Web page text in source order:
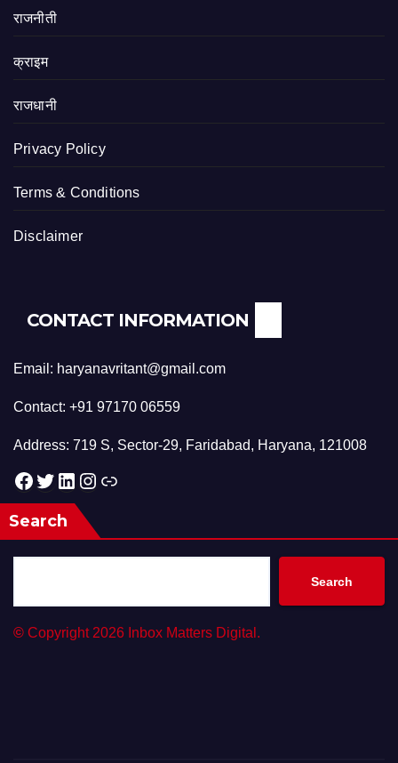
राजनीती
क्राइम
राजधानी
Privacy Policy
Terms & Conditions
Disclaimer
CONTACT INFORMATION
Email: haryanavritant@gmail.com
Contact: +91 97170 06559
Address: 719 S, Sector-29, Faridabad, Haryana, 121008
Facebook Twitter LinkedIn Instagram Link
Search
Search
© Copyright 2026 Inbox Matters Digital.